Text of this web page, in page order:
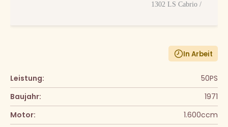
1302 LS Cabrio /
In Arbeit
Leistung:
50PS
Baujahr:
1971
Motor:
1.600ccm